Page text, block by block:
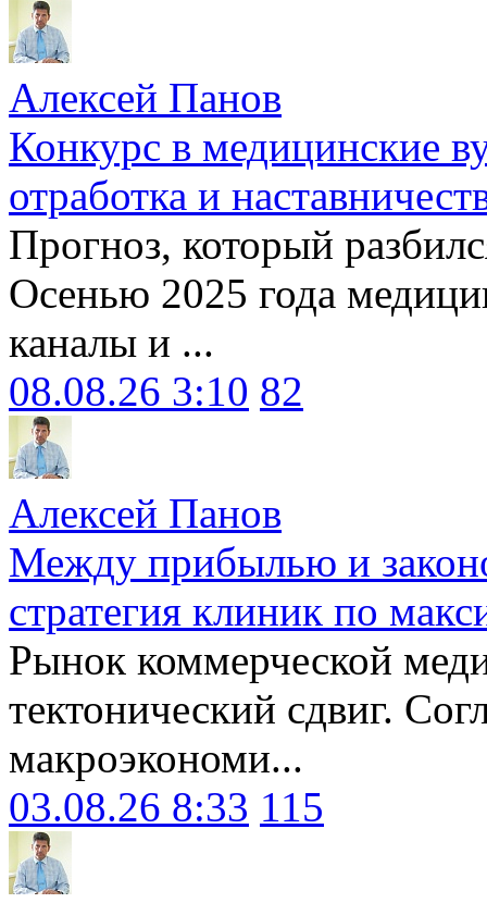
Алексей Панов
Конкурс в медицинские
отработка и
Прогноз, который
Осенью 2025 года
каналы и ...
08.08.26 3:10 82
Алексей Панов
Между прибылью и
стратегия клиник по
Рынок коммерческой
тектонический сдвиг.
макроэкономи...
03.08.26 8:33 115